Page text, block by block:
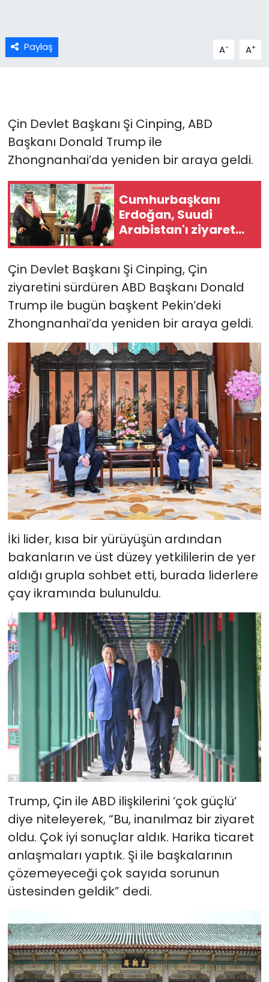
Paylaş A- A+
Çin Devlet Başkanı Şi Cinping, ABD
Başkanı Donald Trump ile
Zhongnanhai’da yeniden bir araya geldi.
Cumhurbaşkanı
Erdoğan, Suudi
Arabistan'ı ziyaret
edecek
Çin Devlet Başkanı Şi Cinping, Çin
ziyaretini sürdüren ABD Başkanı Donald
Trump ile bugün başkent Pekin’deki
Zhongnanhai’da yeniden bir araya geldi.
İki lider, kısa bir yürüyüşün ardından
bakanların ve üst düzey yetkililerin de yer
aldığı grupla sohbet etti, burada liderlere
çay ikramında bulunuldu.
Trump, Çin ile ABD ilişkilerini ‘çok güçlü’
diye niteleyerek, “Bu, inanılmaz bir ziyaret
oldu. Çok iyi sonuçlar aldık. Harika ticaret
anlaşmaları yaptık. Şi ile başkalarının
çözemeyeceği çok sayıda sorunun
üstesinden geldik” dedi.